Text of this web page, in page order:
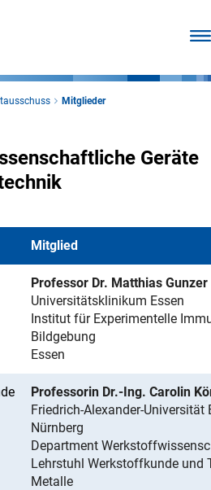
Mitglieder
Geräte
Mitglied
Professor Dr. Matthias Gunzer
Universitätsklinikum Essen
Institut für Experimentelle
Bildgebung
Essen
Professorin Dr.-Ing. Carolin
Friedrich-Alexander-Universität
Nürnberg
Department
Lehrstuhl Werkstoffkunde und
Metalle